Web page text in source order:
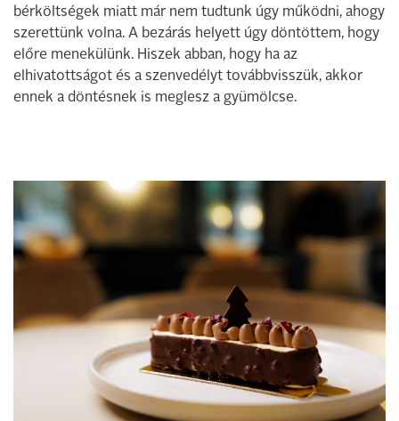
bérköltségek miatt már nem tudtunk úgy működni, ahogy
szerettünk volna. A bezárás helyett úgy döntöttem, hogy
előre menekülünk. Hiszek abban, hogy ha az
elhivatottságot és a szenvedélyt továbbvisszük, akkor
ennek a döntésnek is meglesz a gyümölcse.